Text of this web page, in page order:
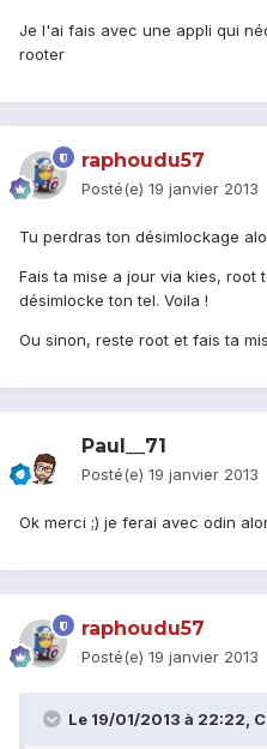
Je l'ai fais avec une appli qui
rooter
raphoudu57
Posté(e) 19 janvier 2013
Tu perdras ton désimlockage
Fais ta mise a jour via kies,
désimlocke ton tel. Voila !
Ou sinon, reste root et fais ta
Paul__71
Posté(e) 19 janvier 2013
Ok merci ;) je ferai avec odin
raphoudu57
Posté(e) 19 janvier 2013
Le 19/01/2013 à 22:22,